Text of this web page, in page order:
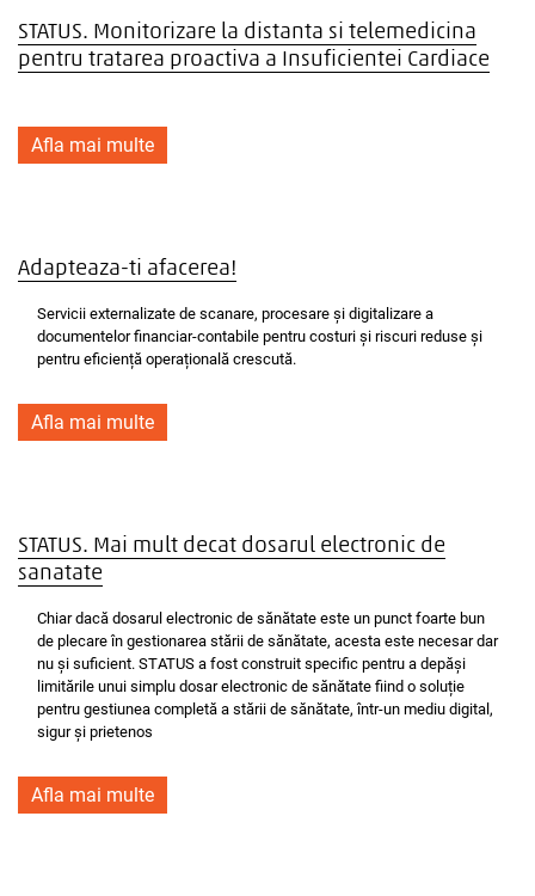
STATUS. Monitorizare la distanta si telemedicina
pentru tratarea proactiva a Insuficientei Cardiace
Afla mai multe
Adapteaza-ti afacerea!
Servicii externalizate de scanare, procesare și digitalizare a
documentelor financiar-contabile pentru costuri și riscuri reduse și
pentru eficiență operațională crescută.
Afla mai multe
STATUS. Mai mult decat dosarul electronic de
sanatate
Chiar dacă dosarul electronic de sănătate este un punct foarte bun
de plecare în gestionarea stării de sănătate, acesta este necesar dar
nu și suficient. STATUS a fost construit specific pentru a depăși
limitările unui simplu dosar electronic de sănătate fiind o soluție
pentru gestiunea completă a stării de sănătate, într-un mediu digital,
sigur și prietenos
Afla mai multe